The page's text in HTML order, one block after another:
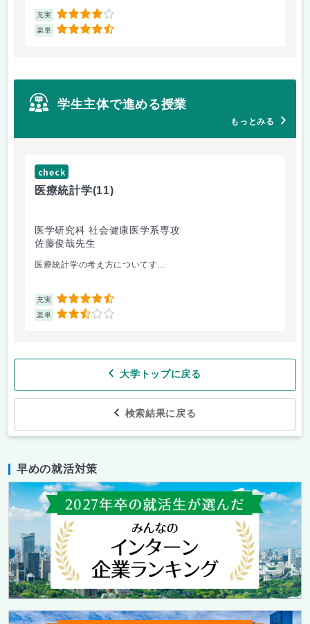
充実 4
楽単 4.5
学生主体で進める授業
もっとみる
check
医療統計学(11)
医学研究科 社会健康医学系専攻
佐藤俊哉先生
医療統計学の考え方についてす...
充実 4.5
楽単 2.5
大学トップに戻る
検索結果に戻る
早めの就活対策